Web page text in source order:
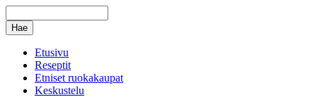
Etusivu
Reseptit
Etniset ruokakaupat
Keskustelu